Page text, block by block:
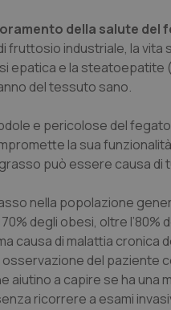
della salute del
fruttosio industriale, la
epatica e la
del tessuto sano.
e pericolose del
la sua
può essere causa di
nella popolazione
degli obesi, oltre
causa di malattia cronica
del paziente
a capire se ha una
ricorrere a esami